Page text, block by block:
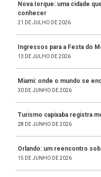
Nova Iorque: uma cidade
conhecer
21 DE JULHO DE 2026
Ingressos para a Festa do
13 DE JULHO DE 2026
Miami: onde o mundo se
30 DE JUNHO DE 2026
Turismo capixaba registra
28 DE JUNHO DE 2026
Orlando: um reencontro
15 DE JUNHO DE 2026